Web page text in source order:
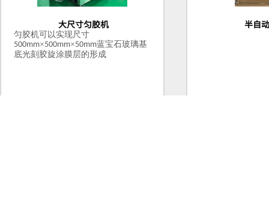
大尺寸匀胶机
匀胶机可以实现尺寸
500mm×500mm×50mm蓝宝石玻璃基
底光刻胶旋涂膜层的形成
半自